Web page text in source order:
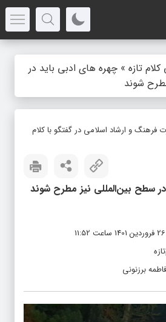
تازه » چهره های ادبی باید در
شوند
فرهنگ و ارشاد اسلامی در گفتگو با کلام
سطح بین‌المللی نیز مطرح شوند
برزنونی